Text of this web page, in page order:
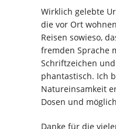
Wirklich gelebte
die vor Ort
Reisen sowieso,
fremden Sprache
Schriftzeichen
phantastisch. Ich
Natureinsamkeit
Dosen und
Danke für die